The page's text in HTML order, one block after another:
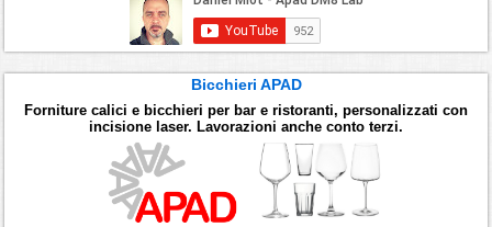
Bicchieri APAD
Forniture calici e bicchieri per bar e ristoranti, personalizzati con
incisione laser. Lavorazioni anche conto terzi.